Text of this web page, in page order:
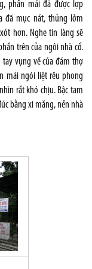
phần mái đã được lợp
đã mục nát, thủng lởm
hơn. Nghe tin làng sẽ
trên của ngôi nhà cổ.
tay vụng về của đám thợ
mái ngói liệt rêu phong
rất khó chịu. Bậc tam
bằng xi măng, nền nhà